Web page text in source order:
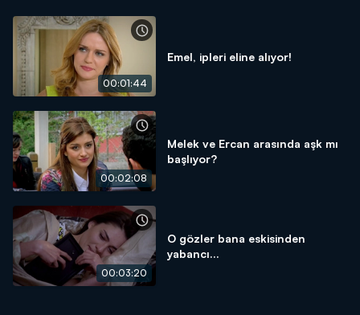
00:01:44
Emel, ipleri eline alıyor!
00:02:08
Melek ve Ercan arasında aşk mı
başlıyor?
00:03:20
O gözler bana eskisinden
yabancı...